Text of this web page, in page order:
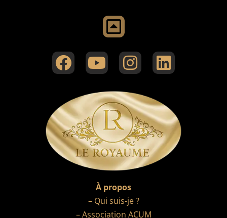
À propos
– Qui suis-je ?
– Association ACUM